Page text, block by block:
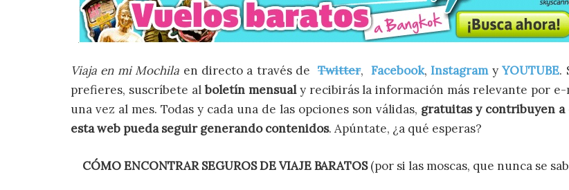
Viaja en mi Mochila en directo a través deTwitter, Facebook,InstagramyYOUTUBE.
prefieres, suscríbete al boletín mensualy recibirás la información más relevante por e-
una vez al mes. Todas y cada una de las opciones son válidas, gratuitas y contribuyen a
esta web pueda seguir generando contenidos. Apúntate, ¿a qué esperas?
CÓMO ENCONTRAR SEGUROS DE VIAJE BARATOS(por si las moscas, que nunca se